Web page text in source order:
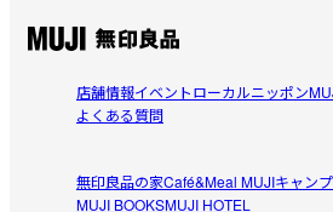
店舗情報イベントローカルニッポン
よくある質問
無印良品の家Café&Meal MUJIキャン
MUJI BOOKSMUJI HOTEL